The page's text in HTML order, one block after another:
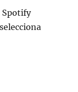
Spotify